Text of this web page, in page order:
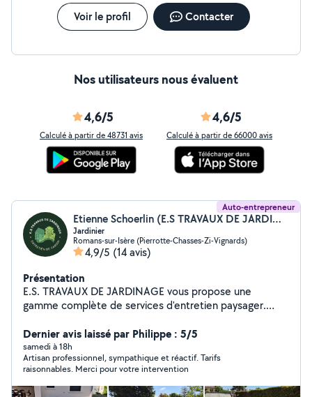
Voir le profil Contacter
Nos utilisateurs nous évaluent
4,6/5
Calculé à partir de 48731 avis
4,6/5
Calculé à partir de 66000 avis
Auto-entrepreneur
Etienne Schoerlin (E.S TRAVAUX DE JARDINAGE)
Jardinier
Romans-sur-Isère (Pierrotte-Chasses-Zi-Vignards)
4,9/5 (14 avis)
Présentation
E.S. TRAVAUX DE JARDINAGE vous propose une
gamme complète de services d'entretien paysager.
pour maintenir l'esthétique de votre jardin tout au long
de l'année. N'hésitez pas à nous contacter pour toute
demande de renseignements. Vous pouvez également
consulter notre Site Web ainsi que notre fiche sur les
Pages Jaunes. Devis gratuit.
Dernier avis laissé par Philippe : 5/5
samedi à 18h
Artisan professionnel, sympathique et réactif. Tarifs
raisonnables. Merci pour votre intervention